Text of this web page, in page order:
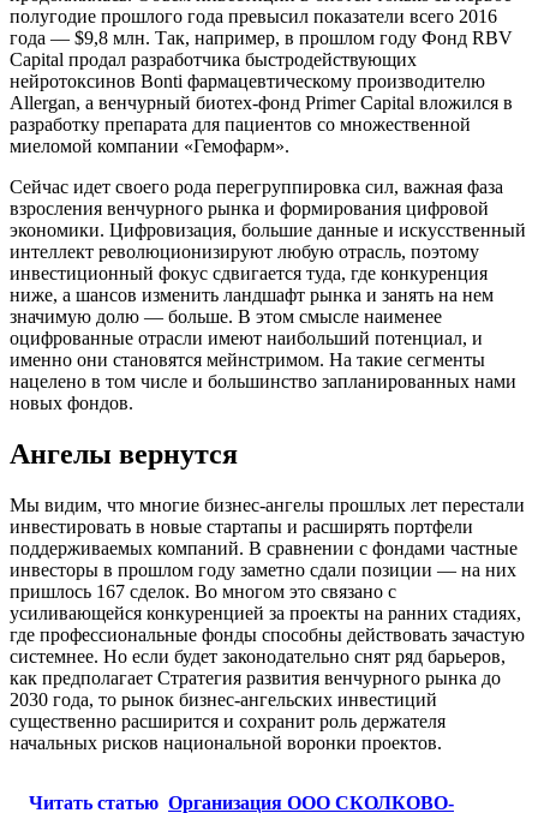
полугодие прошлого года превысил показатели всего 2016
года — $9,8 млн. Так, например, в прошлом году Фонд RBV
Capital продал разработчика быстродействующих
нейротоксинов Bonti фармацевтическому производителю
Allergan, а венчурный биотех-фонд Primer Capital вложился в
разработку препарата для пациентов со множественной
миеломой компании «Гемофарм».
Сейчас идет своего рода перегруппировка сил, важная фаза
взросления венчурного рынка и формирования цифровой
экономики. Цифровизация, большие данные и искусственный
интеллект революционизируют любую отрасль, поэтому
инвестиционный фокус сдвигается туда, где конкуренция
ниже, а шансов изменить ландшафт рынка и занять на нем
значимую долю — больше. В этом смысле наименее
оцифрованные отрасли имеют наибольший потенциал, и
именно они становятся мейнстримом. На такие сегменты
нацелено в том числе и большинство запланированных нами
новых фондов.
Ангелы вернутся
Мы видим, что многие бизнес-ангелы прошлых лет перестали
инвестировать в новые стартапы и расширять портфели
поддерживаемых компаний. В сравнении с фондами частные
инвесторы в прошлом году заметно сдали позиции — на них
пришлось 167 сделок. Во многом это связано с
усиливающейся конкуренцией за проекты на ранних стадиях,
где профессиональные фонды способны действовать зачастую
системнее. Но если будет законодательно снят ряд барьеров,
как предполагает Стратегия развития венчурного рынка до
2030 года, то рынок бизнес-ангельских инвестиций
существенно расширится и сохранит роль держателя
начальных рисков национальной воронки проектов.
Читать статью Организация ООО СКОЛКОВО-